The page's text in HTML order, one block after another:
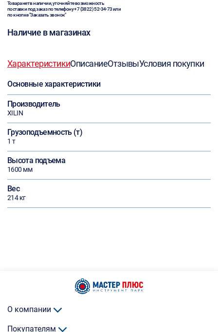
Товара нет в наличии, уточняйте возможность
поставки под заказ по телефону+7 (3822) 52-34-73или
по кнопке "Заказать звонок"
Наличие в магазинах
ХарактеристикиОписаниеОтзывыУсловия покупки
Основные характеристики
Производитель
XILIN
Грузоподъемность (т)
1 т
Высота подъема
1600 мм
Вес
214 кг
О компании
Покупателям